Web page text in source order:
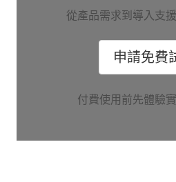
從產品需求到導入支
申請免費
付費使用前先體驗